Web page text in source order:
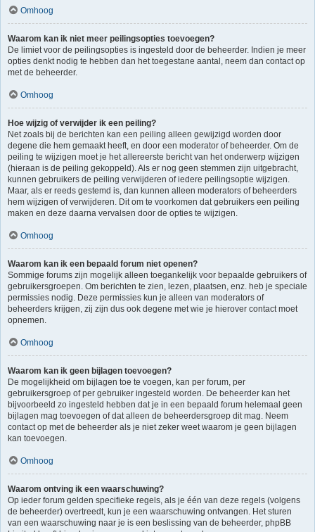
Omhoog
Waarom kan ik niet meer peilingsopties toevoegen?
De limiet voor de peilingsopties is ingesteld door de beheerder. Indien je meer
opties denkt nodig te hebben dan het toegestane aantal, neem dan contact op
met de beheerder.
Omhoog
Hoe wijzig of verwijder ik een peiling?
Net zoals bij de berichten kan een peiling alleen gewijzigd worden door
degene die hem gemaakt heeft, en door een moderator of beheerder. Om de
peiling te wijzigen moet je het allereerste bericht van het onderwerp wijzigen
(hieraan is de peiling gekoppeld). Als er nog geen stemmen zijn uitgebracht,
kunnen gebruikers de peiling verwijderen of iedere peilingsoptie wijzigen.
Maar, als er reeds gestemd is, dan kunnen alleen moderators of beheerders
hem wijzigen of verwijderen. Dit om te voorkomen dat gebruikers een peiling
maken en deze daarna vervalsen door de opties te wijzigen.
Omhoog
Waarom kan ik een bepaald forum niet openen?
Sommige forums zijn mogelijk alleen toegankelijk voor bepaalde gebruikers of
gebruikersgroepen. Om berichten te zien, lezen, plaatsen, enz. heb je speciale
permissies nodig. Deze permissies kun je alleen van moderators of
beheerders krijgen, zij zijn dus ook degene met wie je hierover contact moet
opnemen.
Omhoog
Waarom kan ik geen bijlagen toevoegen?
De mogelijkheid om bijlagen toe te voegen, kan per forum, per
gebruikersgroep of per gebruiker ingesteld worden. De beheerder kan het
bijvoorbeeld zo ingesteld hebben dat je in een bepaald forum helemaal geen
bijlagen mag toevoegen of dat alleen de beheerdersgroep dit mag. Neem
contact op met de beheerder als je niet zeker weet waarom je geen bijlagen
kan toevoegen.
Omhoog
Waarom ontving ik een waarschuwing?
Op ieder forum gelden specifieke regels, als je één van deze regels (volgens
de beheerder) overtreedt, kun je een waarschuwing ontvangen. Het sturen
van een waarschuwing naar je is een beslissing van de beheerder, phpBB